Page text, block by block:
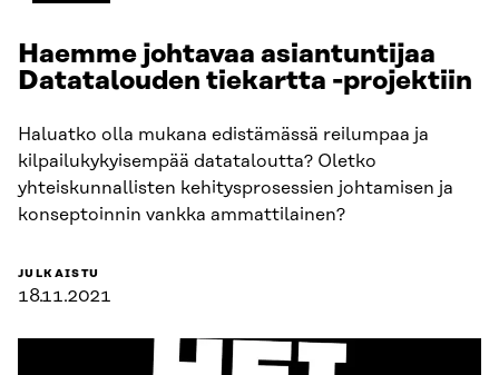
Haemme johtavaa asiantuntijaa
Datatalouden tiekartta -projektiin
Haluatko olla mukana edistämässä reilumpaa ja
kilpailukykyisempää datataloutta? Oletko
yhteiskunnallisten kehitysprosessien johtamisen ja
konseptoinnin vankka ammattilainen?
JULKAISTU
18.11.2021